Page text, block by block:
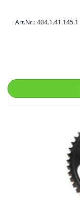
Art.Nr.: 404.1.41.145.1